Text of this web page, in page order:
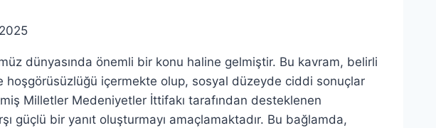
dünyasında önemli bir konu haline gelmiştir. Bu kavram, belirli
hoşgörüsüzlüğü içermekte olup, sosyal düzeyde ciddi sonuçlar
Milletler Medeniyetler İttifakı tarafından desteklenen
güçlü bir yanıt oluşturmayı amaçlamaktadır. Bu bağlamda,